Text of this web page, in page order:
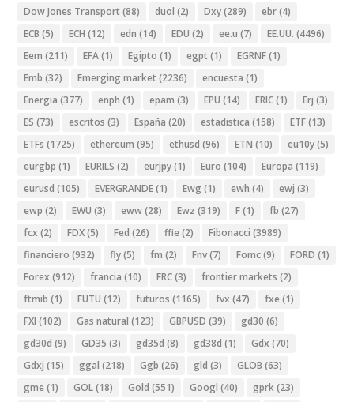
Dow Jones Transport (88) duol (2) Dxy(289) ebr(4)
ECB (5) ECH (12) edn (14) EDU (2) ee.u (7) EE.UU. (4496)
Eem (211) EFA(1) Egipto (1) egpt (1) EGRNF(1)
Emb (32) Emerging market (2236) encuesta (1)
Energia (377) enph (1) epam (3) EPU (14) ERIC(1) Erj (3)
ES (73) escritos (3) España (20) estadistica (158) ETF(13)
ETFs (1725) ethereum (95) ethusd (96) ETN (10) eu10y(5)
eurgbp (1) EURILS (2) eurjpy(1) Euro (104) Europa (119)
eurusd (105) EVERGRANDE(1) Ewg (1) ewh (4) ewj (3)
ewp (2) EWU (3) eww(28) Ewz (319) F(1) fb (27)
fcx (2) FDX(5) Fed (26) ffie (2) Fibonacci (3989)
financiero (932) fly(5) fm (2) Fnv(7) Fomc(9) FORD (1)
Forex (912) francia (10) FRC(3) frontier markets (2)
ftmib (1) FUTU (12) futuros (1165) fvx (47) fxe (1)
FXI (102) Gas natural (123) GBPUSD (39) gd30 (6)
gd30d (9) GD35 (3) gd35d (8) gd38d (1) Gdx (70)
Gdxj (15) ggal (218) Ggb (26) gld (3) GLOB (63)
gme (1) GOL(18) Gold (551) Googl (40) gprk(23)